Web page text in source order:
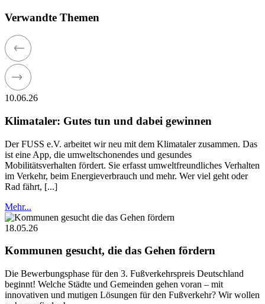
Verwandte Themen
10.06.26
Klimataler: Gutes tun und dabei gewinnen
Der FUSS e.V. arbeitet wir neu mit dem Klimataler zusammen. Das
ist eine App, die umweltschonendes und gesundes
Mobilitätsverhalten fördert. Sie erfasst umweltfreundliches Verhalten
im Verkehr, beim Energieverbrauch und mehr. Wer viel geht oder
Rad fährt, [...]
Mehr...
18.05.26
Kommunen gesucht, die das Gehen fördern
Die Bewerbungsphase für den 3. Fußverkehrspreis Deutschland
beginnt! Welche Städte und Gemeinden gehen voran – mit
innovativen und mutigen Lösungen für den Fußverkehr? Wir wollen